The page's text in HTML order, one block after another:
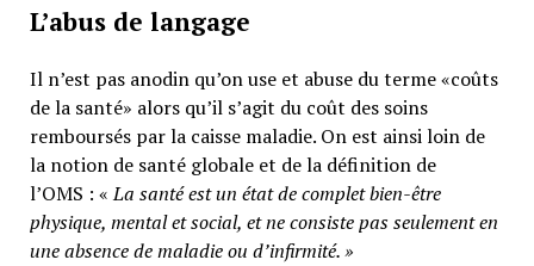
L’abus de langage
Il n’est pas anodin qu’on use et abuse du terme «coûts
de la santé» alors qu’il s’agit du coût des soins
remboursés par la caisse maladie. On est ainsi loin de
la notion de santé globale et de la définition de
l’OMS : «La santé est un état de complet bien-être
physique, mental et social, et ne consiste pas seulement en
une absence de maladie ou d’infirmité.»